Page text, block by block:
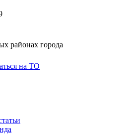
районах города
на ТО